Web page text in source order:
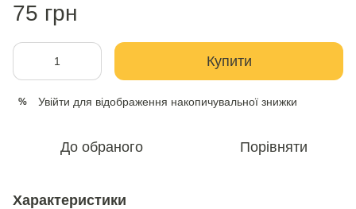
75 грн
Купити
% Увійти для відображення накопичувальної знижки
До обраного Порівняти
Характеристики